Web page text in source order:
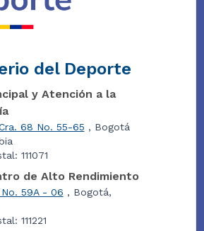
del Deporte
y Atención a la
68 No. 55-65 , Bogotá
111071
de Alto Rendimiento
59A - 06 , Bogotá,
111221